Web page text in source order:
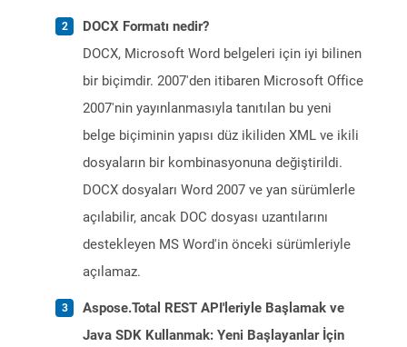
DOCX Formatı nedir?
DOCX, Microsoft Word belgeleri için iyi bilinen
bir biçimdir. 2007'den itibaren Microsoft Office
2007'nin yayınlanmasıyla tanıtılan bu yeni
belge biçiminin yapısı düz ikiliden XML ve ikili
dosyaların bir kombinasyonuna değiştirildi.
DOCX dosyaları Word 2007 ve yan sürümlerle
açılabilir, ancak DOC dosyası uzantılarını
destekleyen MS Word'in önceki sürümleriyle
açılamaz.
Aspose.Total REST API'leriyle Başlamak ve
Java SDK Kullanmak: Yeni Başlayanlar İçin